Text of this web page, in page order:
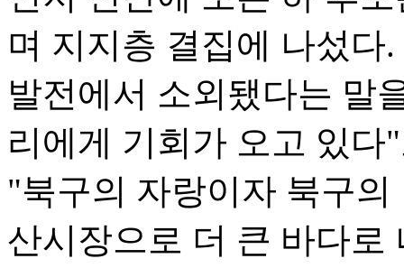
며 지지층 결집에 나섰다
발전에서 소외됐다는 말
리에게 기회가 오고 있다
"북구의 자랑이자 북구
산시장으로 더 큰 바다로